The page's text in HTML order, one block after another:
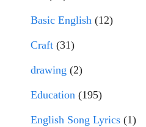
Basic English (12)
Craft (31)
drawing (2)
Education (195)
English Song Lyrics (1)